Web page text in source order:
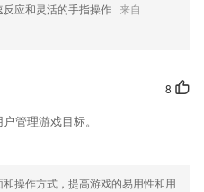
反应和灵活的手指操作 来自
8
管理游戏目标。
和操作方式，提高游戏的易用性和用